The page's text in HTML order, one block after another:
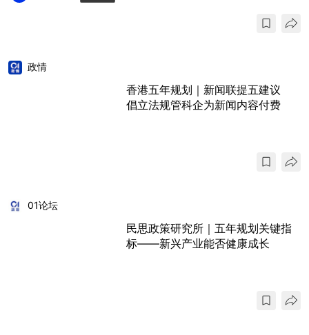
政情
香港五年规划｜新闻联提五建议
倡立法规管科企为新闻内容付费
01论坛
民思政策研究所｜五年规划关键指
标——新兴产业能否健康成长